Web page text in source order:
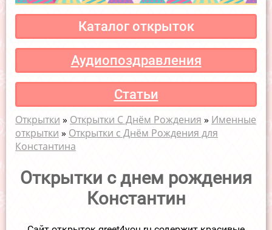
Каталог открыток
Аудиопоздравления
Статьи
Открытки » Открытки С Днём Рождения » Именные
открытки » Открытки с Днём Рождения для
Константина
Открытки с днем рождения
Константин